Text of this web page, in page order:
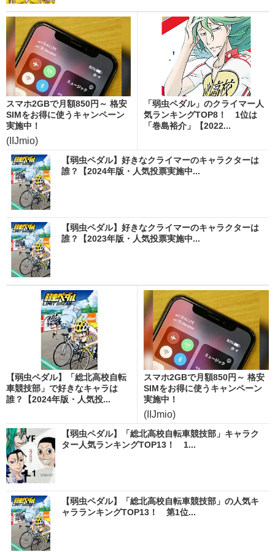
スマホ2GBで月額850円～ 格安
SIMをお得に使うキャンペーン
実施中！
(IIJmio)
「弱虫ペダル」のクライマー人
気ランキングTOP8！ 1位は
「巻島裕介」【2022...
【弱虫ペダル】好きなクライマーのキャラクターは
誰？【2024年版・人気投票実施中...
【弱虫ペダル】好きなクライマーのキャラクターは
誰？【2023年版・人気投票実施中...
【弱虫ペダル】「総北高校自転
車競技部」で好きなキャラは
誰？【2024年版・人気投...
スマホ2GBで月額850円～ 格安
SIMをお得に使うキャンペーン
実施中！
(IIJmio)
【弱虫ペダル】「総北高校自転車競技部」キャラク
ター人気ランキングTOP13！ 1...
【弱虫ペダル】「総北高校自転車競技部」の人気キ
ャラランキングTOP13！ 第1位...